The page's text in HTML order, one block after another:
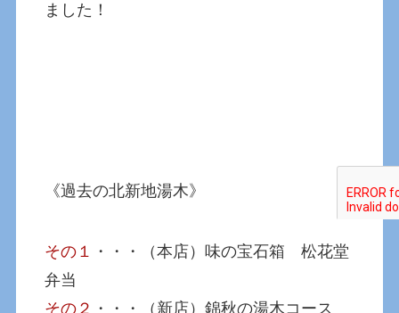
ました！
《過去の北新地湯木》
その１ ・・・（本店）味の宝石箱 松花堂
弁当
その２ ・・・（新店）錦秋の湯木コース